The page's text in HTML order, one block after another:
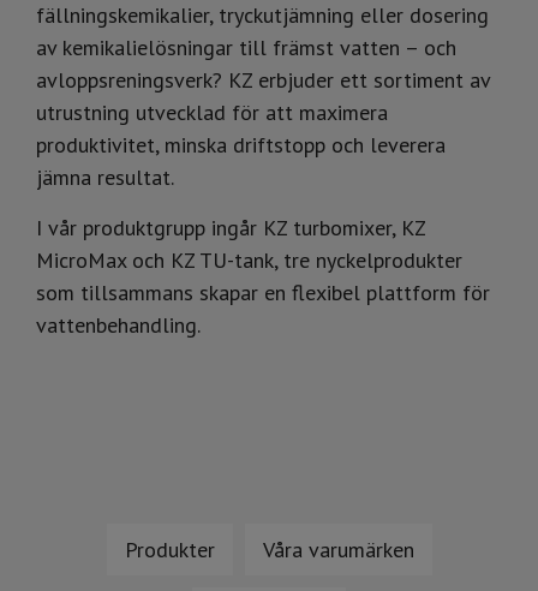
fällningskemikalier, tryckutjämning eller dosering
av kemikalielösningar till främst vatten – och
avloppsreningsverk? KZ erbjuder ett sortiment av
utrustning utvecklad för att maximera
produktivitet, minska driftstopp och leverera
jämna resultat.
I vår produktgrupp ingår KZ turbomixer, KZ
MicroMax och KZ TU-tank, tre nyckelprodukter
som tillsammans skapar en flexibel plattform för
vattenbehandling.
Produkter Våra varumärken